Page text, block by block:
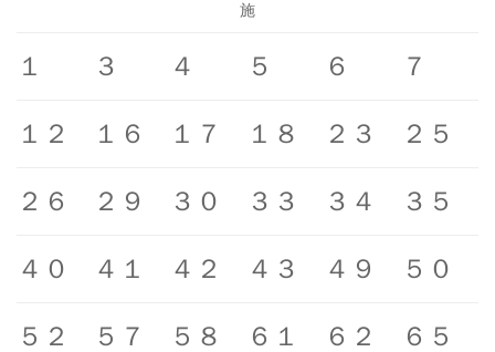
施
１ ３ ４ ５ ６ ７
１２ １６ １７ １８ ２３ ２５
２６ ２９ ３０ ３３ ３４ ３５
４０ ４１ ４２ ４３ ４９ ５０
５２ ５７ ５８ ６１ ６２ ６５